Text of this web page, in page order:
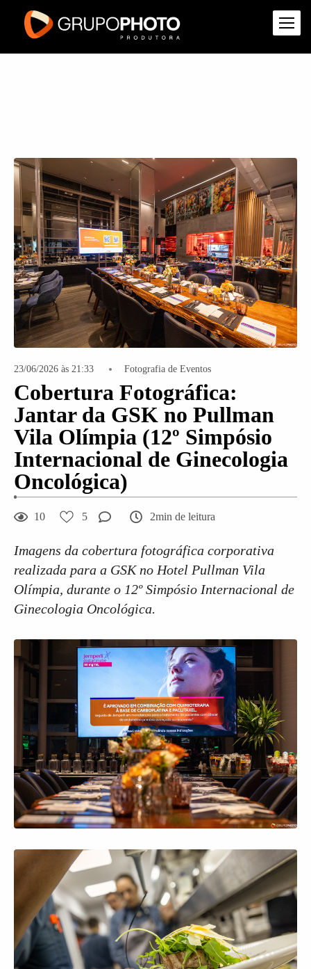
23/06/2026 às 21:33 Fotografia de Eventos
Cobertura Fotográfica:
Jantar da GSK no Pullman
Vila Olímpia (12º Simpósio
Internacional de Ginecologia
Oncológica)
10 5 2min de leitura
Imagens da cobertura fotográfica corporativa
realizada para a GSK no Hotel Pullman Vila
Olímpia, durante o 12º Simpósio Internacional de
Ginecologia Oncológica.